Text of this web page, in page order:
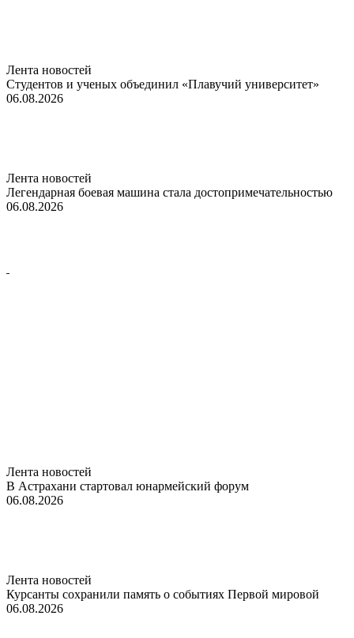
Лента новостей
Студентов и ученых объединил «Плавучий университет»
06.08.2026
Лента новостей
Легендарная боевая машина стала достопримечательностью
06.08.2026
Лента новостей
В Астрахани стартовал юнармейский форум
06.08.2026
Лента новостей
Курсанты сохранили память о событиях Первой мировой
06.08.2026